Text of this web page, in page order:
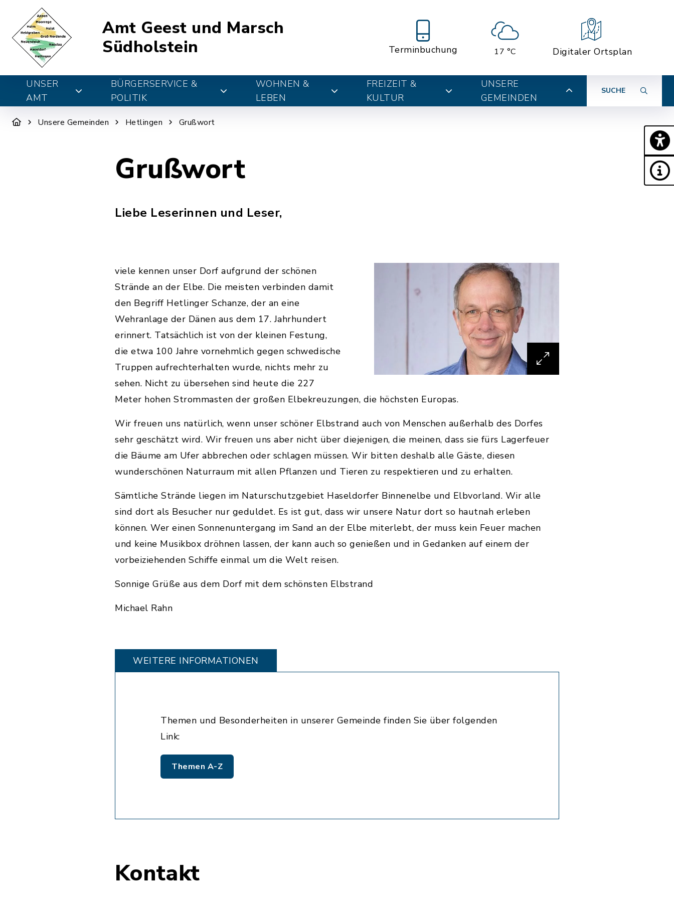
Amt Geest und Marsch
Südholstein
Terminbuchung 17 °C Digitaler Ortsplan
UNSER
AMT
BÜRGERSERVICE &
POLITIK
WOHNEN &
LEBEN
FREIZEIT &
KULTUR
UNSERE
GEMEINDEN
SUCHE
Unsere Gemeinden Hetlingen Grußwort
Grußwort
Liebe Leserinnen und Leser,
viele kennen unser Dorf aufgrund der schönen
Strände an der Elbe. Die meisten verbinden damit
den Begriff Hetlinger Schanze, der an eine
Wehranlage der Dänen aus dem 17. Jahrhundert
erinnert. Tatsächlich ist von der kleinen Festung,
die etwa 100 Jahre vornehmlich gegen schwedische
Truppen aufrechterhalten wurde, nichts mehr zu
sehen. Nicht zu übersehen sind heute die 227
Meter hohen Strommasten der großen Elbekreuzungen, die höchsten Europas.
Wir freuen uns natürlich, wenn unser schöner Elbstrand auch von Menschen außerhalb des Dorfes
sehr geschätzt wird. Wir freuen uns aber nicht über diejenigen, die meinen, dass sie fürs Lagerfeuer
die Bäume am Ufer abbrechen oder schlagen müssen. Wir bitten deshalb alle Gäste, diesen
wunderschönen Naturraum mit allen Pflanzen und Tieren zu respektieren und zu erhalten.
Sämtliche Strände liegen im Naturschutzgebiet Haseldorfer Binnenelbe und Elbvorland. Wir alle
sind dort als Besucher nur geduldet. Es ist gut, dass wir unsere Natur dort so hautnah erleben
können. Wer einen Sonnenuntergang im Sand an der Elbe miterlebt, der muss kein Feuer machen
und keine Musikbox dröhnen lassen, der kann auch so genießen und in Gedanken auf einem der
vorbeiziehenden Schiffe einmal um die Welt reisen.
Sonnige Grüße aus dem Dorf mit dem schönsten Elbstrand
Michael Rahn
WEITERE INFORMATIONEN
Themen und Besonderheiten in unserer Gemeinde finden Sie über folgenden
Link:
Themen A-Z
Kontakt